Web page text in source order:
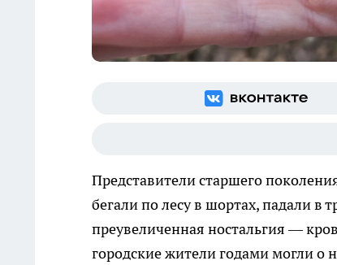
Представители старшего
бегали по лесу в шортах, падали в
преувеличенная ностальгия —
городские жители годами могли о